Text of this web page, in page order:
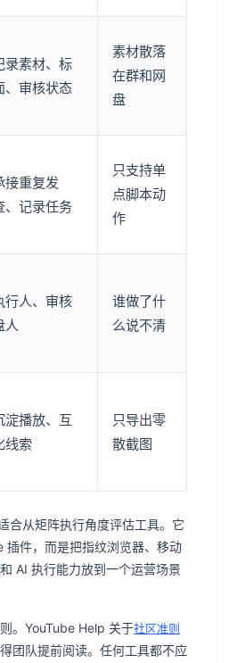
录素材、标
、审核状态
素材散落
在群和网
盘
接重复发
、记录任务
只支持单
点脚本动
作
行人、审核
人
谁做了什
么说不清
淀播放、互
线索
只导出零
散截图
合从矩阵执行角度评估工具。它
插件，而是把指纹浏览器、移动
AI 执行能力放到一个运营场景
。YouTube Help 关于社区准则
团队提前阅读。任何工具都不应